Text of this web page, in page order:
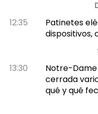
12:35
Patinetes
dispositivos,
13:30
Notre-
cerrada
qué y qué